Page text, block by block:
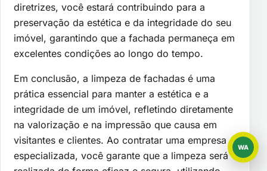
diretrizes, você estará contribuindo para a
preservação da estética e da integridade do seu
imóvel, garantindo que a fachada permaneça em
excelentes condições ao longo do tempo.
Em conclusão, a limpeza de fachadas é uma
prática essencial para manter a estética e a
integridade de um imóvel, refletindo diretamente
na valorização e na impressão que causa em
visitantes e clientes. Ao contratar uma empresa
especializada, você garante que a limpeza será
WA